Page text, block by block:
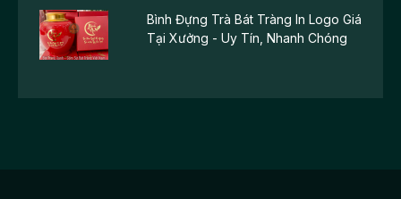
Bình Đựng Trà Bát Tràng In Logo Giá
Tại Xưởng - Uy Tín, Nhanh Chóng